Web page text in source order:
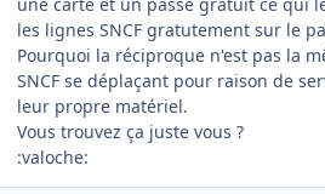
les lignes SNCF gratutement sur le
Pourquoi la réciproque n'est pas la
SNCF se déplaçant pour raison de
leur propre matériel.
Vous trouvez ça juste vous ?
:valoche: